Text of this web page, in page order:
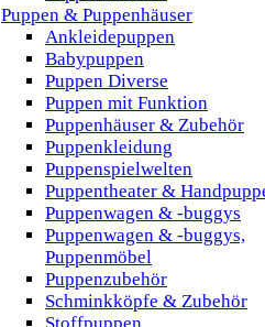
Puppen & Puppenhäuser
Ankleidepuppen
Babypuppen
Puppen Diverse
Puppen mit Funktion
Puppenhäuser & Zubehör
Puppenkleidung
Puppenspielwelten
Puppentheater &
Puppenwagen & -buggys
Puppenwagen & -buggys,
Puppenmöbel
Puppenzubehör
Schminkköpfe & Zubehör